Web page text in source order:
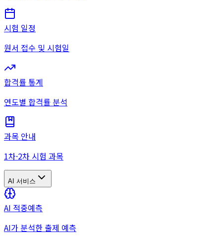
시험 일정
원서 접수 및 시험일
합격률 통계
연도별 합격률 분석
과목 안내
1차·2차 시험 과목
AI 서비스
AI 적중예측
AI가 분석한 출제 예측